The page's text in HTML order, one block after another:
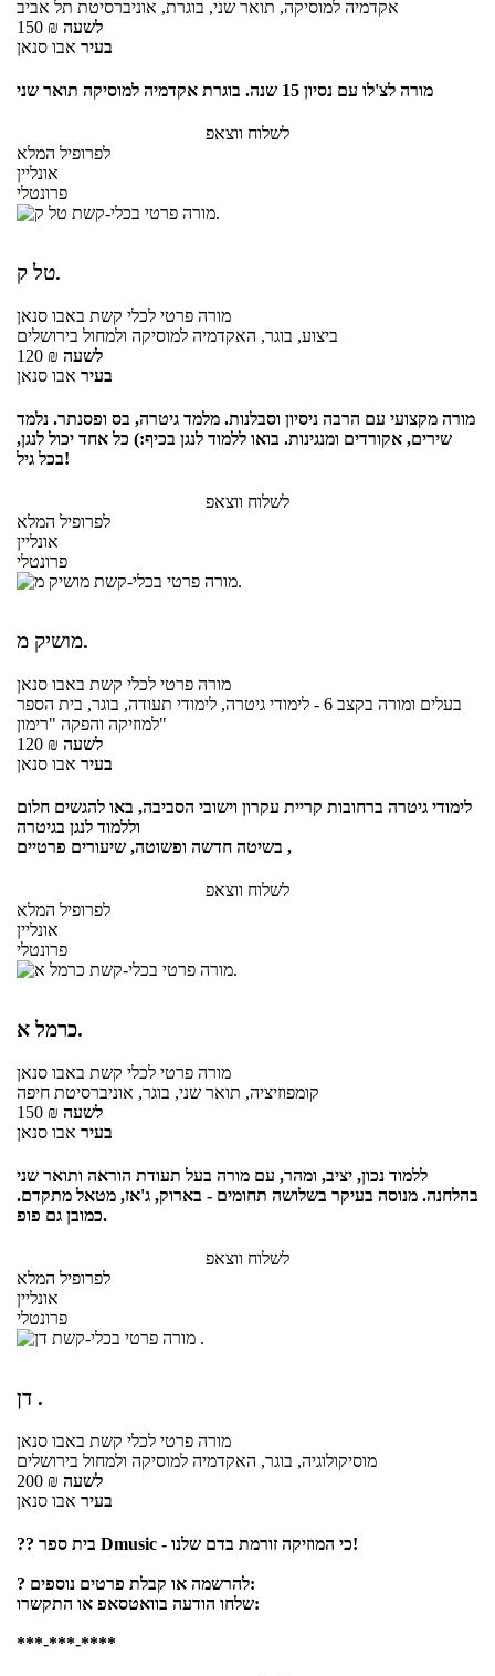
אקדמיה למוסיקה, תואר שני, בוגרת, אוניברסיטת תל אביב
150 ₪ לשעה
בעיר אבו סנאן
מורה לצ'לו עם נסיון 15 שנה. בוגרת אקדמיה למוסיקה תואר שני
לשלוח ווצאפ
לפרופיל המלא
אונליין
פרונטלי
טל ק.
מורה פרטי לכלי קשת באבו סנאן
ביצוע, בוגר, האקדמיה למוסיקה ולמחול בירושלים
120 ₪ לשעה
בעיר אבו סנאן
מורה מקצועי עם הרבה ניסיון וסבלנות. מלמד גיטרה, בס ופסנתר. נלמד
שירים, אקורדים ומנגינות. בואו ללמוד לנגן בכיף:) כל אחד יכול לנגן,
בכל גיל!
לשלוח ווצאפ
לפרופיל המלא
אונליין
פרונטלי
מושיק מ.
מורה פרטי לכלי קשת באבו סנאן
בעלים ומורה בקצב 6 - לימודי גיטרה, לימודי תעודה, בוגר, בית הספר
למוזיקה והפקה "רימון"
120 ₪ לשעה
בעיר אבו סנאן
לימודי גיטרה ברחובות קריית עקרון וישובי הסביבה, באו להגשים חלום
וללמוד לנגן בגיטרה
בשיטה חדשה ופשוטה, שיעורים פרטיים ,
לשלוח ווצאפ
לפרופיל המלא
אונליין
פרונטלי
כרמל א.
מורה פרטי לכלי קשת באבו סנאן
קומפוזיציה, תואר שני, בוגר, אוניברסיטת חיפה
150 ₪ לשעה
בעיר אבו סנאן
ללמוד נכון, יציב, ומהר, עם מורה בעל תעודת הוראה ותואר שני
בהלחנה. מנוסה בעיקר בשלושה תחומים - בארוק, ג'אז, מטאל מתקדם.
כמובן גם פופ.
לשלוח ווצאפ
לפרופיל המלא
אונליין
פרונטלי
דן .
מורה פרטי לכלי קשת באבו סנאן
מוסיקולוגיה, בוגר, האקדמיה למוסיקה ולמחול בירושלים
200 ₪ לשעה
בעיר אבו סנאן
?‍? בית ספר Dmusic - כי המוזיקה זורמת בדם שלנו!
? להרשמה או קבלת פרטים נוספים:
שלחו הודעה בוואטסאפ או התקשרו:
***-***-****